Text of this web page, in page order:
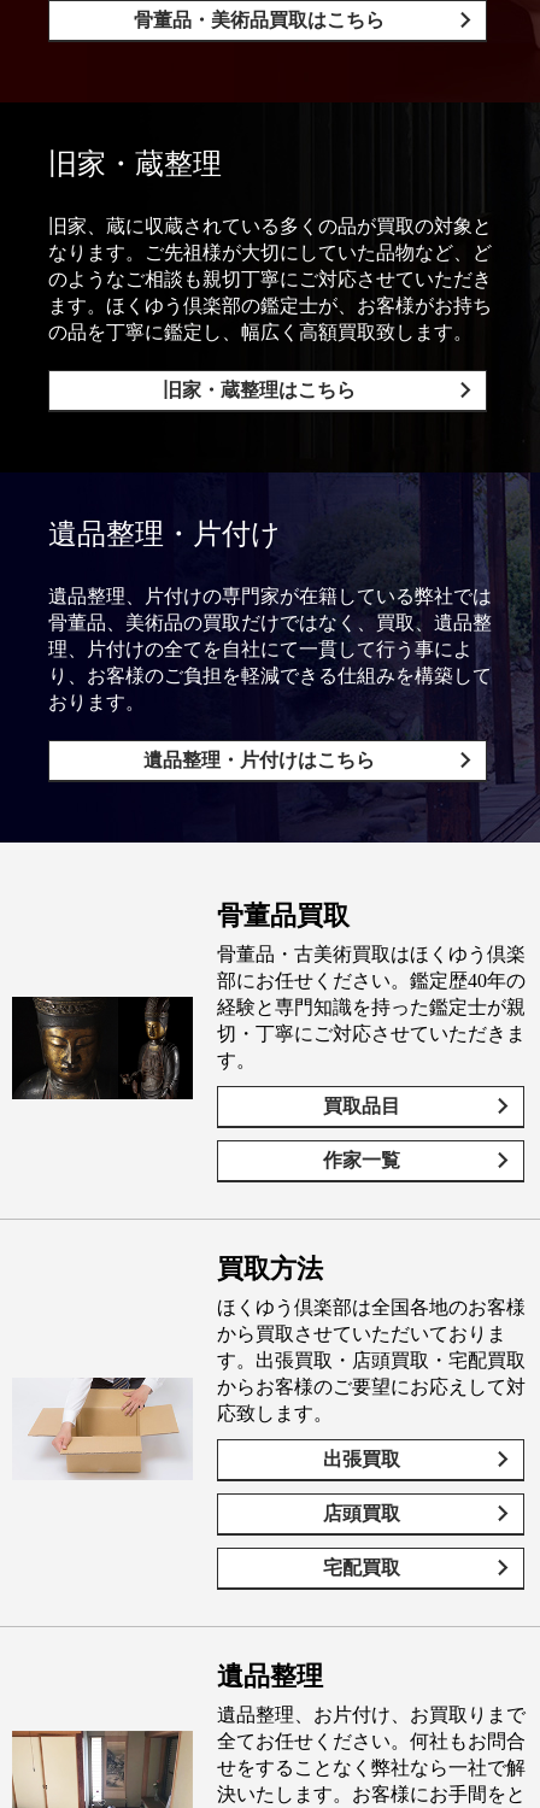
骨董品・美術品買取はこちら
旧家・蔵整理
旧家、蔵に収蔵されている多くの品が買取の対象と
なります。ご先祖様が大切にしていた品物など、ど
のようなご相談も親切丁寧にご対応させていただき
ます。ほくゆう倶楽部の鑑定士が、お客様がお持ち
の品を丁寧に鑑定し、幅広く高額買取致します。
旧家・蔵整理はこちら
遺品整理・片付け
遺品整理、片付けの専門家が在籍している弊社では
骨董品、美術品の買取だけではなく、買取、遺品整
理、片付けの全てを自社にて一貫して行う事によ
り、お客様のご負担を軽減できる仕組みを構築して
おります。
遺品整理・片付けはこちら
骨董品買取
骨董品・古美術買取はほくゆう倶楽
部にお任せください。鑑定歴40年の
経験と専門知識を持った鑑定士が親
切・丁寧にご対応させていただきま
す。
買取品目
作家一覧
買取方法
ほくゆう倶楽部は全国各地のお客様
から買取させていただいておりま
す。出張買取・店頭買取・宅配買取
からお客様のご要望にお応えして対
応致します。
出張買取
店頭買取
宅配買取
遺品整理
遺品整理、お片付け、お買取りまで
全てお任せください。何社もお問合
せをすることなく弊社なら一社で解
決いたします。お客様にお手間をと